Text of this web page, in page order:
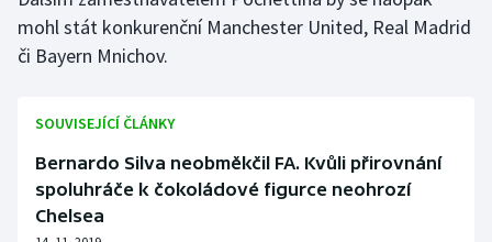
mohl stát konkurenční Manchester United, Real Madrid
či Bayern Mnichov.
SOUVISEJÍCÍ ČLÁNKY
Bernardo Silva neobměkčil FA. Kvůli přirovnání
spoluhráče k čokoládové figurce neohrozí
Chelsea